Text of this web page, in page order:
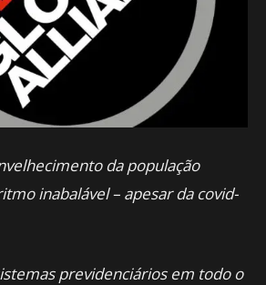
da população
inabalável – apesar da covid-
previdenciários em todo o